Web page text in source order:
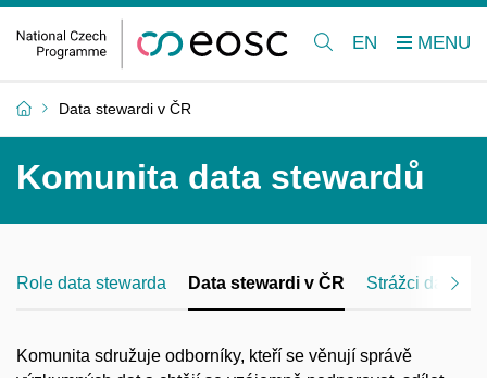
EN
Data stewardi v ČR
Komunita data stewardů
Role data stewarda Data stewardi v ČR Strážci dat:
Komunita sdružuje odborníky, kteří se věnují správě